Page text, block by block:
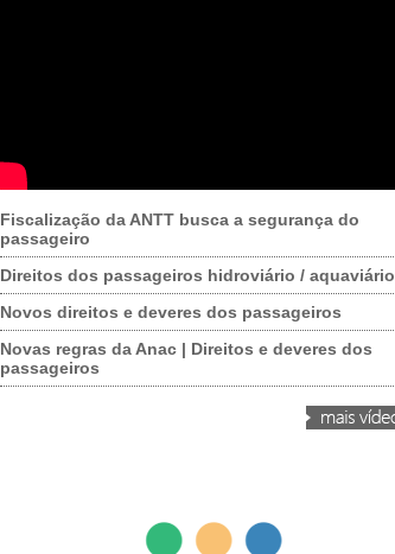
Fiscalização da ANTT busca a segurança do
passageiro
Direitos dos passageiros hidroviário / aquaviário
Novos direitos e deveres dos passageiros
Novas regras da Anac | Direitos e deveres dos
passageiros